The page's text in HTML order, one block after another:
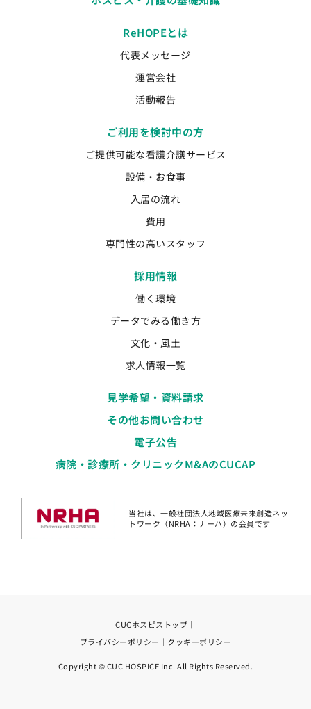
ReHOPEとは
代表メッセージ
運営会社
活動報告
ご利用を検討中の方
ご提供可能な看護介護サービス
設備・お食事
入居の流れ
費用
専門性の高いスタッフ
採用情報
働く環境
データでみる働き方
文化・風土
求人情報一覧
見学希望・資料請求
その他お問い合わせ
電子公告
病院・診療所・クリニックM&AのCUCAP
当社は、一般社団法人地域医療未来創造ネッ
トワーク（NRHA：ナーハ）の会員です
CUCホスピストップ ｜
プライバシーポリシー ｜ クッキーポリシー
Copyright © CUC HOSPICE Inc. All Rights Reserved.